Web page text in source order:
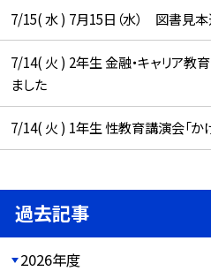
7/15( 水 ) 7月15日（水） 図書見
7/14( 火 ) 2年生 金融・キャリア教
ました
7/14( 火 ) 1年生 性教育講演会「か
過去記事
2026年度